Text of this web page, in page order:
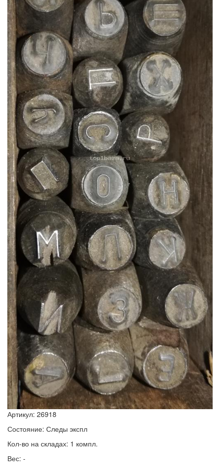
Артикул: 26918
Состояние: Следы экспл
Кол-во на складах: 1 компл.
Вес: -